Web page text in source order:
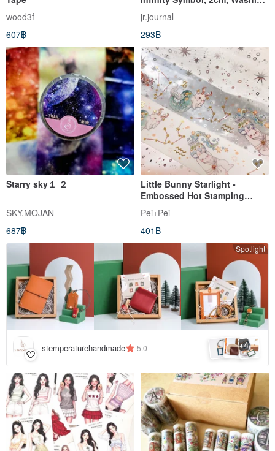
wood3f
607฿
Paper, UV, with Backing Paper
jr.journal
293฿
Starry sky１ ２
SKY.MOJAN
687฿
Little Bunny Starlight -
Embossed Hot Stamping
Washi Tape (2 Material Types)
Pei+Pei
401฿
Spotlight
stemperaturehandmade 5.0 +4